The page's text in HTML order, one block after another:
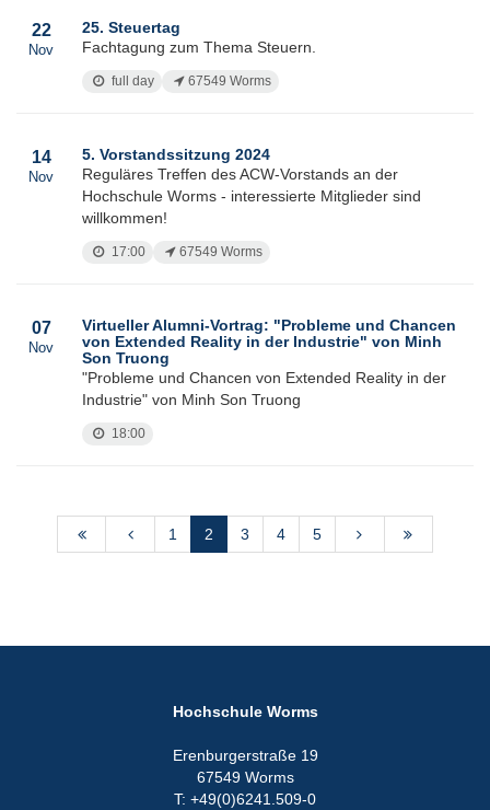
22
Nov
25. Steuertag
Fachtagung zum Thema Steuern.
full day 67549 Worms
14
Nov
5. Vorstandssitzung 2024
Reguläres Treffen des ACW-Vorstands an der
Hochschule Worms - interessierte Mitglieder sind
willkommen!
17:00 67549 Worms
07
Nov
Virtueller Alumni-Vortrag: "Probleme und Chancen
von Extended Reality in der Industrie" von Minh
Son Truong
"Probleme und Chancen von Extended Reality in der
Industrie" von Minh Son Truong
18:00
1 2 3 4 5
Hochschule Worms
Erenburgerstraße 19
67549 Worms
T: +49(0)6241.509-0